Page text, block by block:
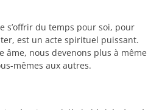
s’offrir du temps pour soi, pour
est un acte spirituel puissant.
âme, nous devenons plus à même
mêmes aux autres.